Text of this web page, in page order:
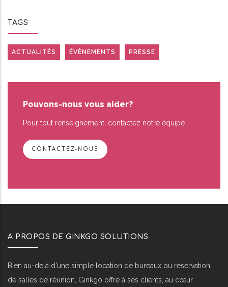
TAGS
ACTUALITÉS ÉVÈNEMENTS PRESSE
Pouvons-nous vous aider?
Pour tout renseignement, contactez notre équipe
CONTACTEZ-NOUS
A PROPOS DE GINKGO SOLUTIONS
Bien au-delà d'une simple location de bureaux ou réservation
de salles de réunion, Ginkgo offre à ses clients, au cœur